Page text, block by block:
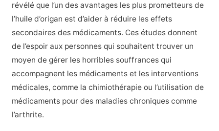
révélé que l’un des avantages les plus prometteurs de
l’huile d’origan est d’aider à réduire les effets
secondaires des médicaments. Ces études donnent
de l’espoir aux personnes qui souhaitent trouver un
moyen de gérer les horribles souffrances qui
accompagnent les médicaments et les interventions
médicales, comme la chimiothérapie ou l’utilisation de
médicaments pour des maladies chroniques comme
l’arthrite.